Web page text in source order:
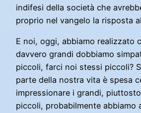
indifesi della società che
proprio nel vangelo la risposta
E noi, oggi, abbiamo realizzato
davvero grandi dobbiamo
piccoli, farci noi stessi piccoli?
parte della nostra vita è spesa
impressionare i grandi,
piccoli, probabilmente abbiamo